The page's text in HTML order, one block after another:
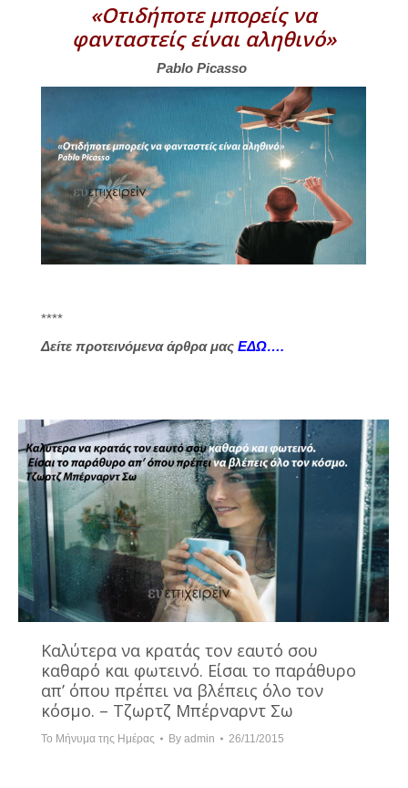
«Οτιδήποτε μπορείς να
φανταστείς είναι αληθινό»
Pablo Picasso
****
Δείτε προτεινόμενα άρθρα μας ΕΔΩ….
Καλύτερα να κρατάς τον εαυτό σου
καθαρό και φωτεινό. Είσαι το παράθυρο
απ’ όπου πρέπει να βλέπεις όλο τον
κόσμο. – Τζωρτζ Μπέρναρντ Σω
Το Μήνυμα της Ημέρας By admin 26/11/2015